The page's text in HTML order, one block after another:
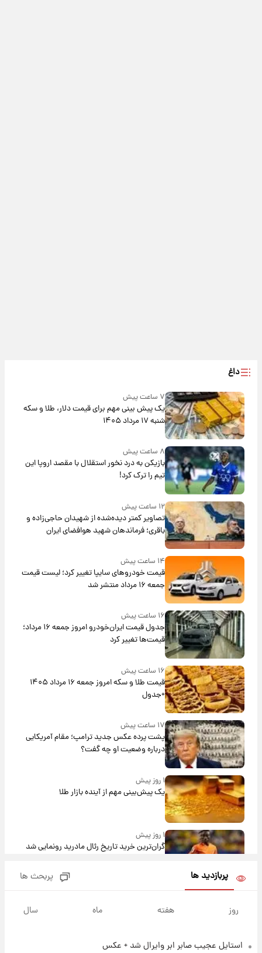
داغ
۷ ساعت پیش
یک پیش ‌بینی مهم برای قیمت دلار، طلا و سکه
شنبه ۱۷ مرداد ۱۴۰۵
۸ ساعت پیش
بازیکن به درد نخور استقلال با مقصد اروپا این
تیم را ترک کرد!
۱۲ ساعت پیش
تصاویر کمتر دیده‌شده از شهیدان حاجی‌زاده و
باقری؛ فرماندهان شهید هوافضای ایران
۱۴ ساعت پیش
قیمت خودروهای سایپا تغییر کرد؛ لیست قیمت
جمعه ۱۶ مرداد منتشر شد
۱۶ ساعت پیش
جدول قیمت ایران‌خودرو امروز جمعه ۱۶ مرداد؛
قیمت‌ها تغییر کرد
۱۶ ساعت پیش
قیمت طلا و سکه امروز جمعه ۱۶ مرداد ۱۴۰۵
+جدول
۱۷ ساعت پیش
پشت پرده عکس جدید ترامپ؛ مقام آمریکایی
درباره وضعیت او چه گفت؟
۱ روز پیش
یک پیش‌بینی مهم از آینده بازار طلا
۱ روز پیش
گران‌ترین خرید تاریخ رئال مادرید رونمایی شد
روزها پربارش‌تر خواهند بود؟
۱ روز پیش
پربازدید ها پربحث ها
روز هفته ماه سال
استایل عجیب صابر ابر وایرال شد + عکس